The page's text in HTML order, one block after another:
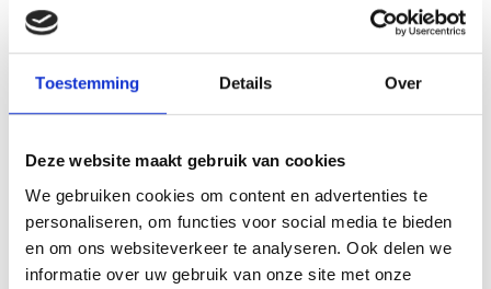
Toestemming Details Over
Deze website maakt gebruik van cookies
We gebruiken cookies om content en advertenties te
personaliseren, om functies voor social media te bieden
en om ons websiteverkeer te analyseren. Ook delen we
informatie over uw gebruik van onze site met onze
honingbos, en van China tot Japan, Sri Lanka,
Ruanda, India, Korea, Darjeeling en Yunnan – uit alle
windstreken! Ook voor alle accessoires rondom thee
ben je hier aan het juiste adres.
natuurlijk hebben jullie altijd de mogelijkheid om de
dag uit te breiden met een bezoek aan een leuke
plaats, zoals bijvoorbeeld Drachten of Joure, of een
diner op de terugreis!